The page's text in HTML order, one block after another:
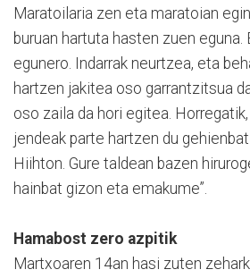
Maratoilaria zen eta maratoian
buruan hartuta hasten zuen
egunero. Indarrak neurtzea, eta
hartzen jakitea oso garrantzitsua
oso zaila da hori egitea.
jendeak parte hartzen du
Hiihton. Gure taldean bazen
hainbat gizon eta emakume”.
Hamabost zero azpitik
Martxoaren 14an hasi zuten